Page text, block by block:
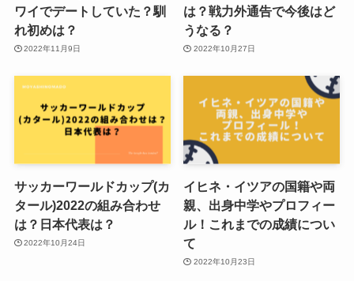
ワイでデートしていた？馴
れ初めは？
2022年11月9日
は？戦力外通告で今後はど
うなる？
2022年10月27日
サッカーワールドカップ(カ
タール)2022の組み合わせ
は？日本代表は？
2022年10月24日
イヒネ・イツアの国籍や両
親、出身中学やプロフィー
ル！これまでの成績につい
て
2022年10月23日